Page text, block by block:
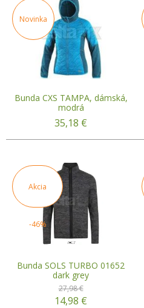
Novinka
Bunda CXS TAMPA, dámská,
modrá
35,18 €
Akcia
-46%
Bunda SOLS TURBO 01652
dark grey
27,98 €
14,98 €